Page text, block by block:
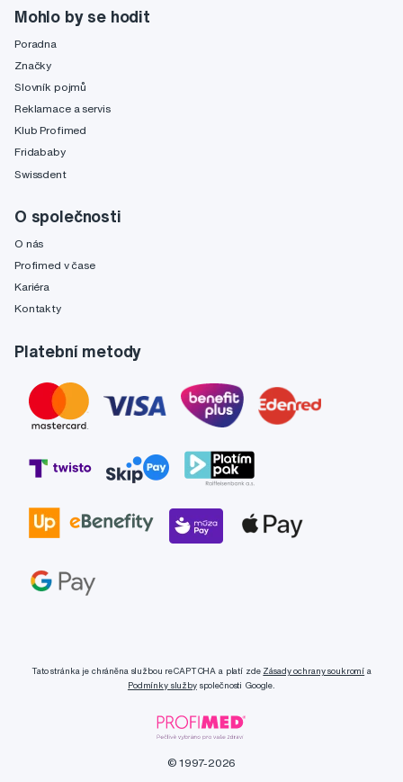
Mohlo by se hodit
Poradna
Značky
Slovník pojmů
Reklamace a servis
Klub Profimed
Fridababy
Swissdent
O společnosti
O nás
Profimed v čase
Kariéra
Kontakty
Platební metody
Tato stránka je chráněna službou reCAPTCHA a platí zde Zásady ochrany soukromí a
Podmínky službyspolečnosti Google.
© 1997-2026